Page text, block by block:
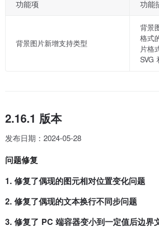
功能项 功能
背景图片新增支持类型
背景
格式
片格
SVG
2.16.1 版本
发布日期：2024-05-28
问题修复
1. 修复了偶现的图元相对位置变化问题
2. 修复了偶现的文本换行不同步问题
3. 修复了 PC 端容器变小到一定值后边界